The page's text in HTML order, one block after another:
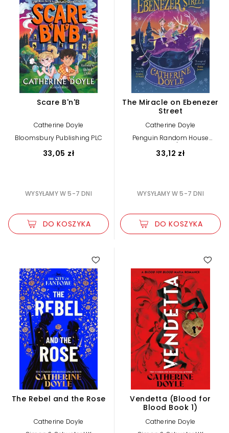
Scare B'n'B
Catherine Doyle
Bloomsbury Publishing PLC
33,05 zł
WYSYŁAMY W 5-7 DNI
DO KOSZYKA
The Miracle on Ebenezer
Street
Catherine Doyle
Penguin Random House
Children's UK
33,12 zł
WYSYŁAMY W 5-7 DNI
DO KOSZYKA
The Rebel and the Rose
Catherine Doyle
Vendetta (Blood for
Blood Book 1)
Catherine Doyle